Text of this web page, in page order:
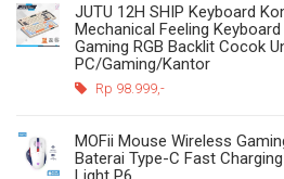
JUTU 12H SHIP Keyboard
Mechanical Feeling
Gaming RGB Backlit Cocok
PC/Gaming/Kantor
Rp 98.999,-
MOFii Mouse Wireless
Baterai Type-C Fast Charging